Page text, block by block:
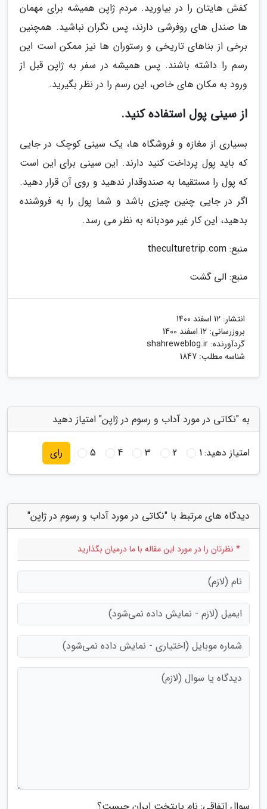
کفش هایتان را در بیاورید. مردم ژاپن همیشه برای مهمان
ها صندل های روفرشی دارند، پس نگران نباشید. همچنین
برخی از بناهای تاریخی و رستوران ها نیز ممکن است این
رسم را داشته باشند. پس همیشه در سفر به ژاپن قبل از
ورود به مکان های خاص، این رسم را در نظر بگیرید.
از سینی پول استفاده کنید.
بسیاری از مغازه و فروشگاه ها، یک سینی کوچک در جایی
که باید پول پرداخت کنید دارند. این سینی برای این است
که پول را مستقیما به صندوقدار ندهید و روی آن قرار دهید.
اگر در جایی چنین چیزی باشد و شما پول را به فروشنده
بدهید، این کار غیر مودبانه به نظر می رسد.
منبع: theculturetrip.com
منبع: الی گشت
انتشار: 12 اسفند 1400
بروزرسانی: 12 اسفند 1400
گردآورنده: shahreweblog.ir
شناسه مطلب: 1847
به "نکاتی در مورد آداب و رسوم در ژاپن" امتیاز دهید
امتیاز دهید:1
2
3
4
5 رای
دیدگاه های مرتبط با "نکاتی در مورد آداب و رسوم در ژاپن"
* نظرتان را در مورد این مقاله با ما درمیان بگذارید